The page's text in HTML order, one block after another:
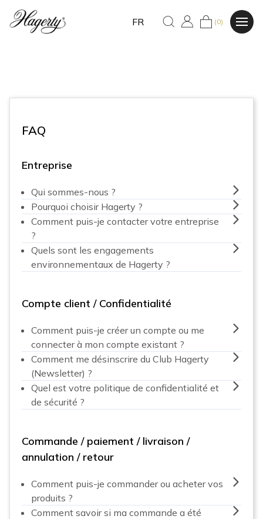
FR (0)
FAQ
Entreprise
Qui sommes-nous ?
Pourquoi choisir Hagerty ?
Comment puis-je contacter votre entreprise
?
Quels sont les engagements
environnementaux de Hagerty ?
Compte client / Confidentialité
Comment puis-je créer un compte ou me
connecter à mon compte existant ?
Comment me désinscrire du Club Hagerty
(Newsletter) ?
Quel est votre politique de confidentialité et
de sécurité ?
Commande / paiement / livraison /
annulation / retour
Comment puis-je commander ou acheter vos
produits ?
Comment savoir si ma commande a été